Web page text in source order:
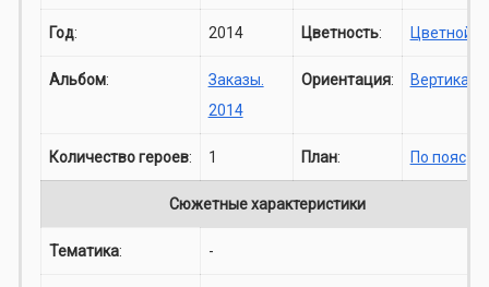
Год: 2014 Цветность: Цветной
Альбом:
Заказы.
2014
Ориентация: Вертикаль
Количество героев: 1 План: По пояс
Сюжетные характеристики
Тематика: -